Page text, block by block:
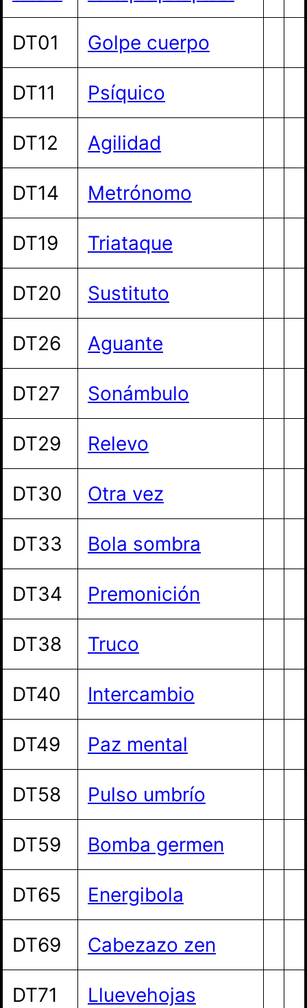
DT01 Golpe cuerpo
DT11 Psíquico
DT12 Agilidad
DT14 Metrónomo
DT19 Triataque
DT20 Sustituto
DT26 Aguante
DT27 Sonámbulo
DT29 Relevo
DT30 Otra vez
DT33 Bola sombra
DT34 Premonición
DT38 Truco
DT40 Intercambio
DT49 Paz mental
DT58 Pulso umbrío
DT59 Bomba germen
DT65 Energibola
DT69 Cabezazo zen
DT71 Lluevehojas